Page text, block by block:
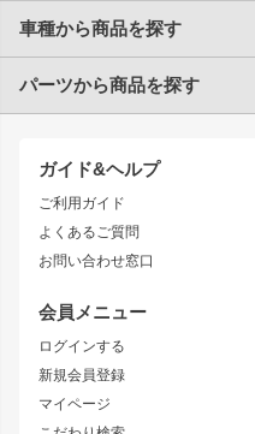
ガイド&ヘルプ
ご利用ガイド
よくあるご質問
お問い合わせ窓口
会員メニュー
ログインする
新規会員登録
マイページ
車種から商品を探す
トヨタ
JZX90 CHASER
JZX110 MARK II
JZX100 MARK II
JZX90 MARK II
トレノ
マークX
ニッサン
S15 シルビア
パーツから商品を探す
エアロシリーズ
ドリフトライン
風神
雷神